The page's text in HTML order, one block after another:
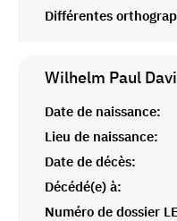
Différentes
Wilhelm Paul
Date de naissance:
Lieu de naissance:
Date de décès:
Décédé(e) à:
Numéro de dossier